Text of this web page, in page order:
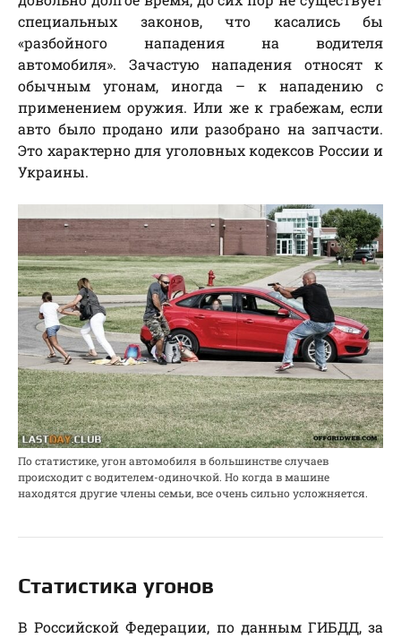
специальных законов, что касались бы
«разбойного нападения на водителя
автомобиля». Зачастую нападения относят к
обычным угонам, иногда – к нападению с
применением оружия. Или же к грабежам, если
авто было продано или разобрано на запчасти.
Это характерно для уголовных кодексов России и
Украины.
По статистике, угон автомобиля в большинстве случаев
происходит с водителем-одиночкой. Но когда в машине
находятся другие члены семьи, все очень сильно усложняется.
Статистика угонов
В Российской Федерации, по данным ГИБДД, за